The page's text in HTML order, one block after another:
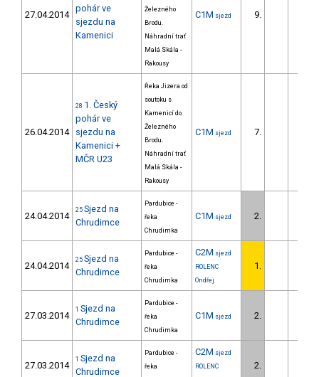
27.04.2014
pohár ve
sjezdu na
Kamenici
Železného
Brodu.
Náhradní trať
Malá Skála -
Rakousy
C1M sjezd 9.
26.04.2014
28 1. Český
pohár ve
sjezdu na
Kamenici +
MČR U23
Řeka Jizera od
soutoku s
Kamenicí do
Železného
Brodu.
Náhradní trať
Malá Skála -
Rakousy
C1M sjezd 7.
24.04.2014
25 Sjezd na
Chrudimce
Pardubice -
řeka
Chrudimka
C1M sjezd 2.
24.04.2014
25 Sjezd na
Chrudimce
Pardubice -
řeka
Chrudimka
C2M sjezd
ROLENC
Ondřej
1.
27.03.2014
1 Sjezd na
Chrudimce
Pardubice -
řeka
Chrudimka
C1M sjezd 2.
27.03.2014
1 Sjezd na
Chrudimce
Pardubice -
řeka
C2M sjezd
ROLENC
2.